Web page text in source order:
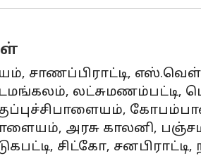
சாணப்பிராட்டி,
லட்சுமணம்பட்டி,
குப்புச்சிபாளையம்,
அரசு காலனி,
சிட்கோ, சனபிராட்டி,